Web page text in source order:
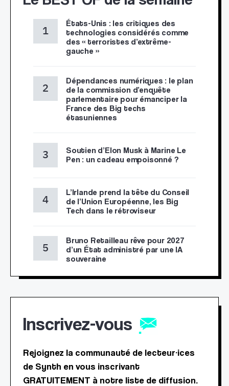
États-Unis : les critiques des
technologies considérés comme
des « terroristes d’extrême-
gauche »
Dépendances numériques : le plan
de la commission d’enquête
parlementaire pour émanciper la
France des Big techs
étasuniennes
Soutien d’Elon Musk à Marine Le
Pen : un cadeau empoisonné ?
L’Irlande prend la tête du Conseil
de l’Union Européenne, les Big
Tech dans le rétroviseur
Bruno Retailleau rêve pour 2027
d’un État administré par une IA
souveraine
Inscrivez-vous
Rejoignez la communauté de lecteur·ices
de Synth en vous inscrivant
GRATUITEMENT à notre liste de diffusion.